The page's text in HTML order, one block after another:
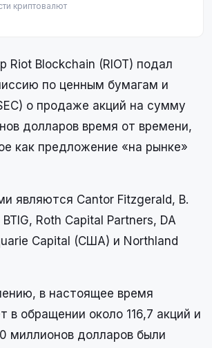
криптовалют
Riot Blockchain (RIOT) подал
по ценным бумагам и
о продаже акций на сумму
долларов время от времени,
как предложение «на рынке»
являются Cantor Fitzgerald, B.
Roth Capital Partners, DA
Capital (США) и Northland
в настоящее время
в обращении около 116,7 акций и
миллионов долларов были